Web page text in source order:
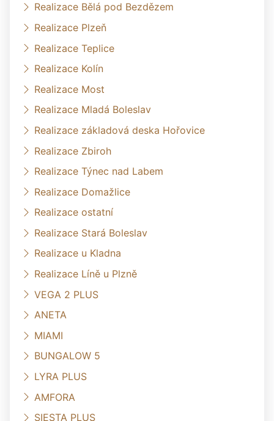
Realizace Bělá pod Bezdězem
Realizace Plzeň
Realizace Teplice
Realizace Kolín
Realizace Most
Realizace Mladá Boleslav
Realizace základová deska Hořovice
Realizace Zbiroh
Realizace Týnec nad Labem
Realizace Domažlice
Realizace ostatní
Realizace Stará Boleslav
Realizace u Kladna
Realizace Líně u Plzně
VEGA 2 PLUS
ANETA
MIAMI
BUNGALOW 5
LYRA PLUS
AMFORA
SIESTA PLUS